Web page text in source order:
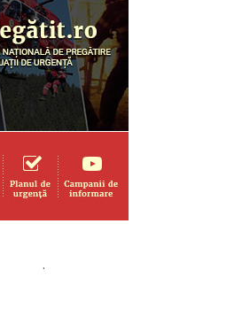
.